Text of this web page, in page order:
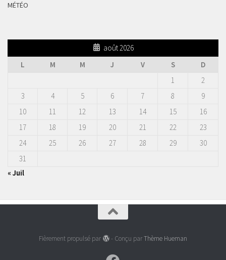
MÉTÉO
août 2026
L
M M J V S
D
1
2
3
4 5 6 7 8
9
10
11 12 13 14 15
16
17
18 19 20 21 22
23
24
25 26 27 28 29
30
31
« Juil
Fièrement propulsé par - Conçu parThème Hueman